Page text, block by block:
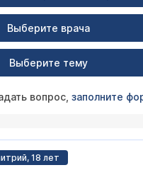
Выберите врача
Выберите тему
вопрос, заполните
18 лет